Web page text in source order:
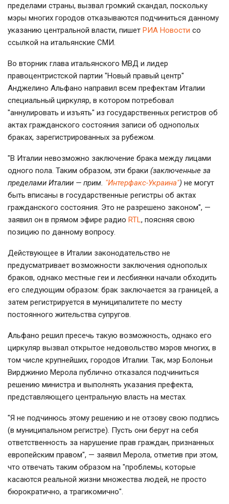
пределами страны, вызвал громкий скандал, поскольку
мэры многих городов отказываются подчиниться данному
указанию центральной власти, пишет РИА Новости со
ссылкой на итальянские СМИ.
Во вторник глава итальянского МВД и лидер
правоцентристской партии "Новый правый центр"
Анджелино Альфано направил всем префектам Италии
специальный циркуляр, в котором потребовал
"аннулировать и изъять" из государственных регистров об
актах гражданского состояния записи об однополых
браках, зарегистрированных за рубежом.
"В Италии невозможно заключение брака между лицами
одного пола. Таким образом, эти браки (заключенные за
пределами Италии — прим. "Интерфакс-Украина") не могут
быть вписаны в государственные регистры об актах
гражданского состояния. Это не разрешено законом", —
заявил он в прямом эфире радио RTL, поясняя свою
позицию по данному вопросу.
Действующее в Италии законодательство не
предусматривает возможности заключения однополых
браков, однако местные геи и лесбиянки начали обходить
его следующим образом: брак заключается за границей, а
затем регистрируется в муниципалитете по месту
постоянного жительства супругов.
Альфано решил пресечь такую возможность, однако его
циркуляр вызвал открытое недовольство мэров многих, в
том числе крупнейших, городов Италии. Так, мэр Болоньи
Вирджинио Мерола публично отказался подчиниться
решению министра и выполнять указания префекта,
представляющего центральную власть на местах.
"Я не подчинюсь этому решению и не отзову свою подпись
(в муниципальном регистре). Пусть они берут на себя
ответственность за нарушение прав граждан, признанных
европейским правом", — заявил Мерола, отметив при этом,
что отвечать таким образом на "проблемы, которые
касаются реальной жизни множества людей, не просто
бюрократично, а трагикомично".